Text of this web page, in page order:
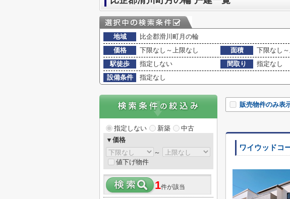
地域
比企郡滑川町月の輪
価格
下限なし～上限なし 面積 下限なし
駅徒歩
指定しない 間取り
指定なし
設備条件
指定なし
販売物件のみ表
ワイウッドコ
指定しない 新築
中古
▼価格
～
値下げ物件
1件が該当